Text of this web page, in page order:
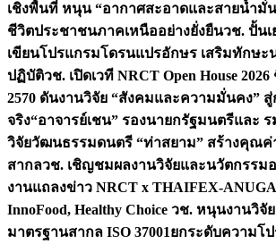
เชิงพื้นที่ หนุน “อากาศสะอาดและสายน้ำมั่
ชีวิตประชาชนภาคเหนืออย่างยั่งยืนวช. ปั้น
เขียนโปรแกรมโดรนแปรอักษร เสริมทักษ
ปฏิบัติวช. เปิดเวที NRCT Open House
2570 ดันงานวิจัย “สังคมและความมั่นคง”
จริง“อาจารย์เชน” รองนายกรัฐมนตรีและ
วิจัยวัฒนธรรมดนตรี “ท่าสยาม” สร้างคุณ
สากลวช. เชิญชมผลงานวิจัยและนวัตกรรม
งานแถลงข่าว NRCT x THAIFEX-ANUGA
InnoFood, Healthy Choice วช. หนุนงานวิจั
มาตรฐานสากล ISO 37001ยกระดับความโ